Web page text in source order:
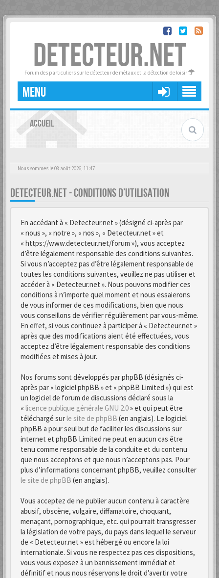
DETECTEUR.NET
Forum des particuliers sur le détecteur de métaux et la détection de loisir
MENU
ACCUEIL
Nous sommes le 08 août 2026, 11:47
DETECTEUR.NET - CONDITIONS D’UTILISATION
En accédant à « Detecteur.net » (désigné ci-après par
« nous », « notre », « nos », « Detecteur.net » et
« https://www.detecteur.net/forum »), vous acceptez
d’être légalement responsable des conditions suivantes.
Si vous n’acceptez pas d’être légalement responsable de
toutes les conditions suivantes, veuillez ne pas utiliser et
accéder à « Detecteur.net ». Nous pouvons modifier ces
conditions à n’importe quel moment et nous essaierons
de vous informer de ces modifications, bien que nous
vous conseillons de vérifier régulièrement par vous-même.
En effet, si vous continuez à participer à « Detecteur.net »
après que des modifications aient été effectuées, vous
acceptez d’être légalement responsable des conditions
modifiées et mises à jour.
Nos forums sont développés par phpBB (désignés ci-
après par « logiciel phpBB » et « phpBB Limited ») qui est
un logiciel de forum de discussions déclaré sous la
« licence publique générale GNU 2.0» et qui peut être
téléchargé surle site de phpBB (en anglais). Le logiciel
phpBB a pour seul but de faciliter les discussions sur
internet et phpBB Limited ne peut en aucun cas être
tenu comme responsable de la conduite et du contenu
que nous acceptons et que nous n’acceptons pas. Pour
plus d’informations concernant phpBB, veuillez consulter
le site de phpBB (en anglais).
Vous acceptez de ne publier aucun contenu à caractère
abusif, obscène, vulgaire, diffamatoire, choquant,
menaçant, pornographique, etc. qui pourrait transgresser
la législation de votre pays, du pays dans lequel le serveur
de « Detecteur.net » est hébergé ou encore la loi
internationale. Si vous ne respectez pas ces dispositions,
vous vous exposez à un bannissement immédiat et
définitif et nous nous réservons le droit d’avertir votre